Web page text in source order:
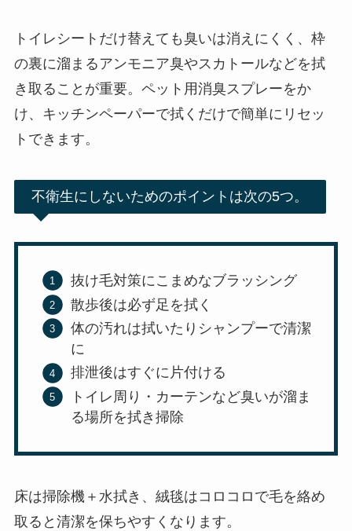
トイレシートだけ替えても臭いは消えにくく、枠
の裏に溜まるアンモニア臭やスカトールなどを拭
き取ることが重要。ペット用消臭スプレーをか
け、キッチンペーパーで拭くだけで簡単にリセッ
トできます。
不衛生にしないためのポイントは次の5つ。
抜け毛対策にこまめなブラッシング
散歩後は必ず足を拭く
体の汚れは拭いたりシャンプーで清潔
に
排泄後はすぐに片付ける
トイレ周り・カーテンなど臭いが溜ま
る場所を拭き掃除
床は掃除機＋水拭き、絨毯はコロコロで毛を絡め
取ると清潔を保ちやすくなります。